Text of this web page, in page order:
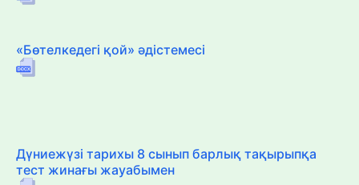
«Бөтелкедегі қой» әдістемесі
Дүниежүзі тарихы 8 сынып барлық тақырыпқа
тест жинағы жауабымен